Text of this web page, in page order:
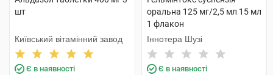
шт
Київський вітамінний завод
Є в наявності
оральна 125 мг/2,5 мл 15 мл
1 флакон
Іннотера Шузі
Є в наявності